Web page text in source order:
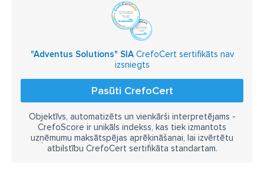
"Adventus Solutions" SIACrefoCert sertifikāts nav
izsniegts
Pasūti CrefoCert
Objektīvs, automatizēts un vienkārši interpretējams -
CrefoScore ir unikāls indekss, kas tiek izmantots
uzņēmumu maksātspējas aprēķināšanai, lai izvērtētu
atbilstību CrefoCert sertifikāta standartam.